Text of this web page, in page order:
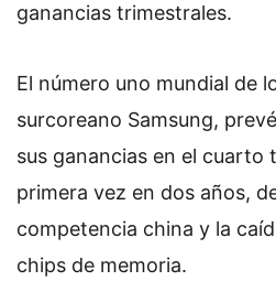
ganancias trimestrales.
El número uno mundial de
surcoreano Samsung,
sus ganancias en el cuarto
primera vez en dos años,
competencia china y la
chips de memoria.